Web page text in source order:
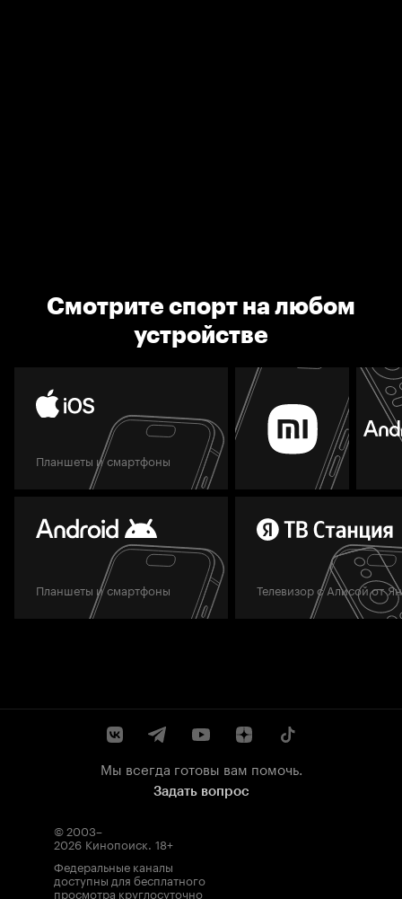
Смотрите спорт на любом
устройстве
Планшеты и смартфоны
Планшеты и смартфоны Телевизор с Алисой от
Мы всегда готовы вам помочь.
Задать вопрос
© 2003–
2026 Кинопоиск. 18+
Федеральные каналы
доступны для бесплатного
просмотра круглосуточно